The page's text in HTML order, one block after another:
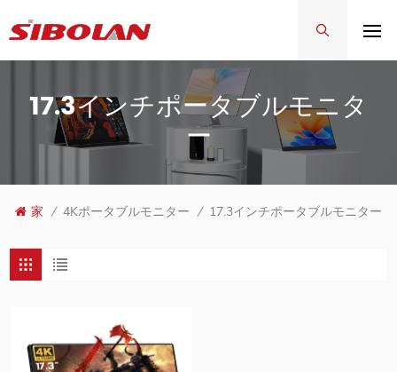
17.3インチポータブルモニタ
ー
家 / 4Kポータブルモニター / 17.3インチポータブルモニター